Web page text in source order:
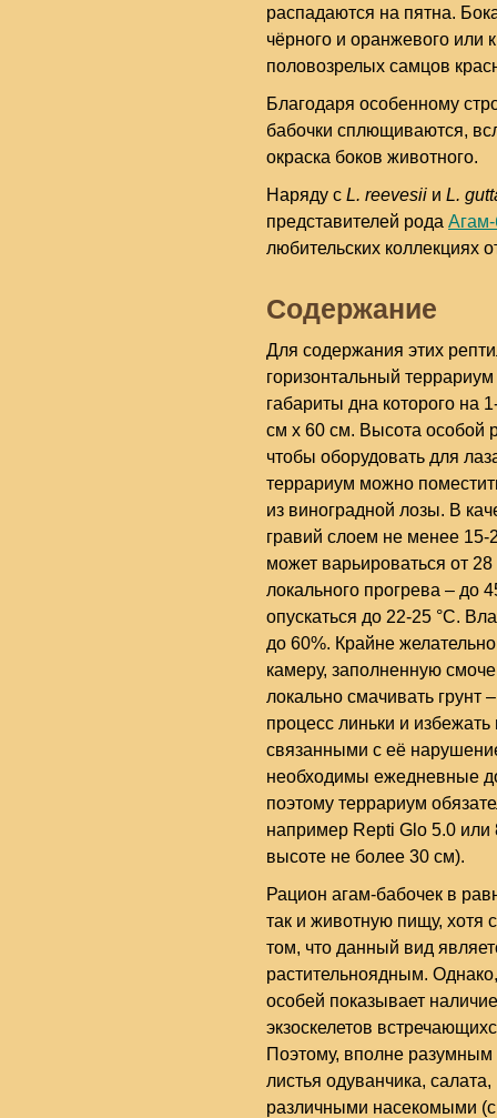
распадаются на пятна.
чёрного и оранжевого или
половозрелых самцов
Благодаря особенному
бабочки сплющиваются,
окраска боков животного.
Наряду с L. reevesii и L.
представителей рода
любительских коллекциях
Содержание
Для содержания этих
горизонтальный
габариты дна которого на
см х 60 см. Высота особой
чтобы оборудовать для
террариум можно
из виноградной лозы. В
гравий слоем не менее
может варьироваться от
локального прогрева – до
опускаться до 22-25 °C.
до 60%. Крайне
камеру, заполненную
локально смачивать грунт
процесс линьки и
связанными с её
необходимы ежедневные
поэтому террариум
например Repti Glo 5.0
высоте не более 30 см).
Рацион агам-бабочек в
так и животную пищу, хотя
том, что данный вид
растительноядным.
особей показывает
экзоскелетов
Поэтому, вполне разумным
листья одуванчика,
различными насекомыми